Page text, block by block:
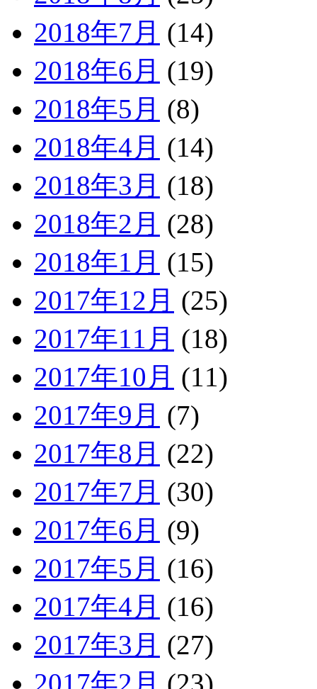
2018年7月 (14)
2018年6月 (19)
2018年5月 (8)
2018年4月 (14)
2018年3月 (18)
2018年2月 (28)
2018年1月 (15)
2017年12月 (25)
2017年11月 (18)
2017年10月 (11)
2017年9月 (7)
2017年8月 (22)
2017年7月 (30)
2017年6月 (9)
2017年5月 (16)
2017年4月 (16)
2017年3月 (27)